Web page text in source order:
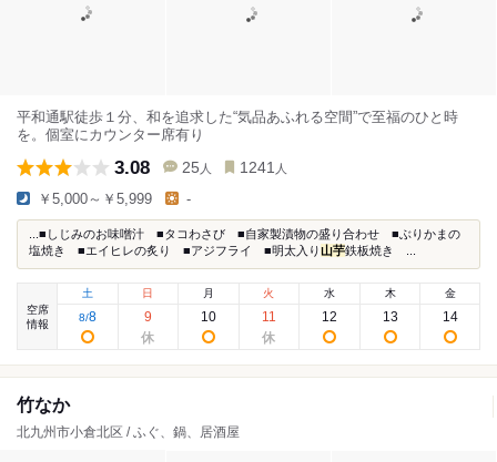
平和通駅徒歩１分、和を追求した“気品あふれる空間”で至福のひと時
を。個室にカウンター席有り
3.08 25 人 1241 人
￥5,000～￥5,999 -
...■しじみのお味噌汁 ■タコわさび ■自家製漬物の盛り合わせ ■ぶりかまの
塩焼き ■エイヒレの炙り ■アジフライ ■明太入り山芋鉄板焼き ...
空席
情報
土
8/8
日
9
月
10
火
11
水
12
木
13
金
14
竹なか
北九州市小倉北区 / ふぐ、鍋、居酒屋